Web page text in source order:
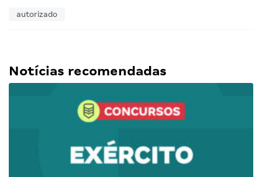
autorizado
Notícias recomendadas